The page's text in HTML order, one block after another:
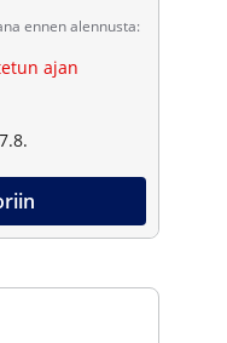
ennen alennusta:
ajan